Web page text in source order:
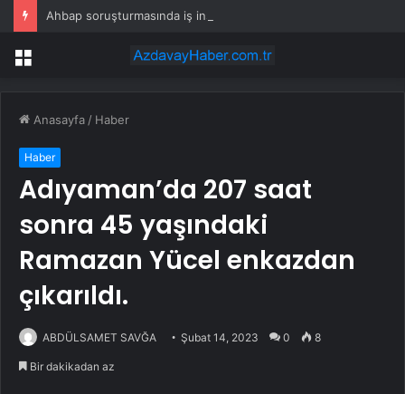
Menü
Anasayfa / Haber
Haber
Adıyaman’da 207 saat
sonra 45 yaşındaki
Ramazan Yücel enkazdan
çıkarıldı.
ABDÜLSAMET SAVĞA Şubat 14, 2023 0 8
Bir dakikadan az